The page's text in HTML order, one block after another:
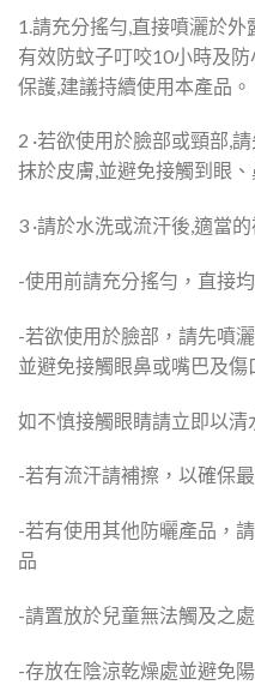
1.請充分搖勻,直接噴灑於
有效防蚊子叮咬10小時及
保護,建議持續使用本產品。
2 ·若欲使用於臉部或頸部,
抹於皮膚,並避免接觸到眼、
3 ·請於水洗或流汗後,適當
-使用前請充分搖勻，直接
-若欲使用於臉部，請先噴
並避免接觸眼鼻或嘴巴及傷
如不慎接觸眼睛請立即以清
-若有流汗請補擦，以確保
-若有使用其他防曬產品，
品
-請置放於兒童無法觸及之處
-存放在陰涼乾燥處並避免